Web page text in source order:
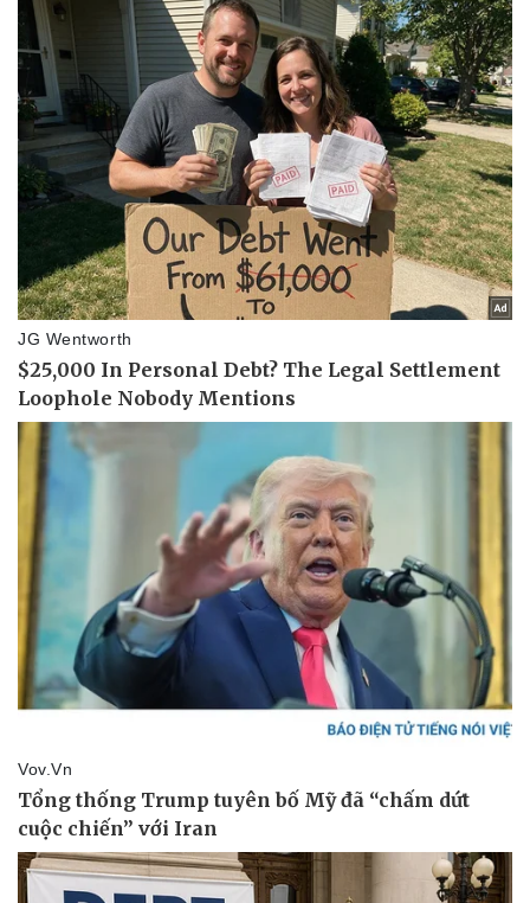
Doanh nghiệp
Thông tin doanh nghiệp
Doanh nghiệp 24h
Doanh nhân
Vì cộng đồng
Công nghệ
Sành điệu
Tin Công nghệ
Trải nghiệm